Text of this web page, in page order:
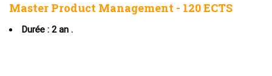
Master Product Management - 120 ECTS
Durée : 2 an .